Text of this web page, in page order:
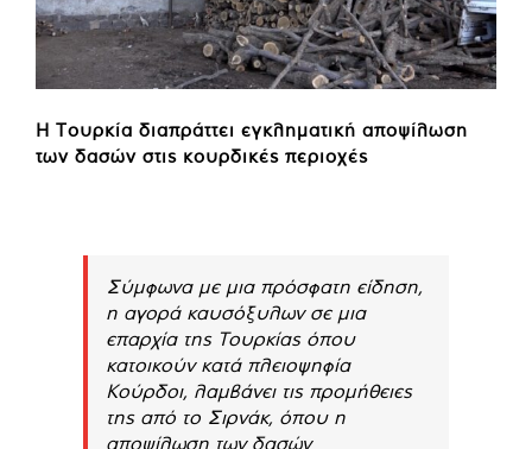
Η Τουρκία διαπράττει εγκληματική αποψίλωση
των δασών στις κουρδικές περιοχές
Σύμφωνα με μια πρόσφατη είδηση,
η αγορά καυσόξυλων σε μια
επαρχία της Τουρκίας όπου
κατοικούν κατά πλειοψηφία
Κούρδοι, λαμβάνει τις προμήθειες
της από το Σιρνάκ, όπου η
αποψίλωση των δασών